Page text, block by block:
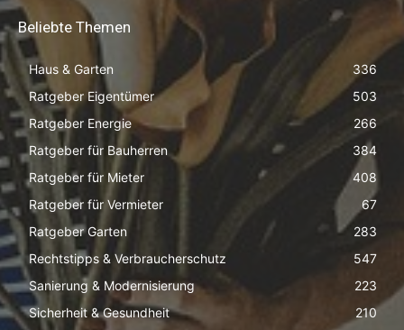
Beliebte Themen
Haus & Garten
336
Ratgeber Eigentümer
503
Ratgeber Energie
266
Ratgeber für Bauherren
384
Ratgeber für Mieter
408
Ratgeber für Vermieter
67
Ratgeber Garten
283
Rechtstipps & Verbraucherschutz
547
Sanierung & Modernisierung
223
Sicherheit & Gesundheit
210